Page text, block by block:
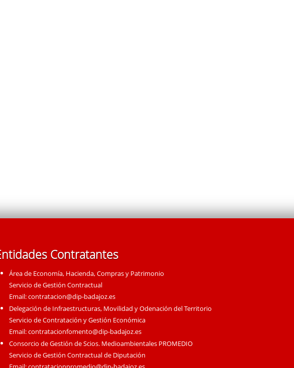
Entidades Contratantes
Área de Economía, Hacienda, Compras y Patrimonio
Servicio de Gestión Contractual
Email:contratacion@dip-badajoz.es
Delegación de Infraestructuras, Movilidad y Odenación del Territorio
Servicio de Contratación y Gestión Económica
Email:contratacionfomento@dip-badajoz.es
Consorcio de Gestión de Scios. Medioambientales PROMEDIO
Servicio de Gestión Contractual de Diputación